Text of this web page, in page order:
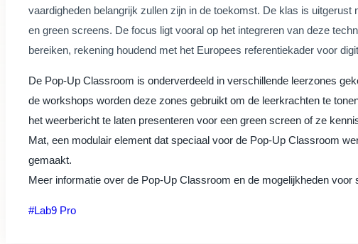
vaardigheden belangrijk zullen zijn in de toekomst. De klas is
en green screens. De focus ligt vooral op het integreren van deze
bereiken, rekening houdend met het Europees referentiekader voor
De Pop-Up Classroom is onderverdeeld in verschillende leerzones
de workshops worden deze zones gebruikt om de leerkrachten te
het weerbericht te laten presenteren voor een green screen of ze
Mat, een modulair element dat speciaal voor de Pop-Up Classroom
gemaakt.
Meer informatie over de Pop-Up Classroom en de mogelijkheden voor
Bericht
#Lab9 Pro